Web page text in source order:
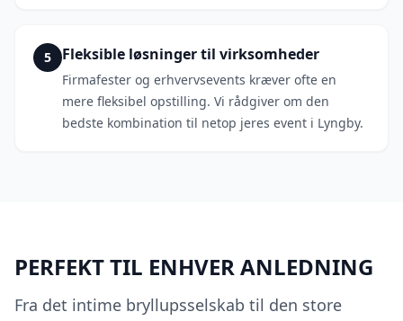
5 Fleksible løsninger til virksomheder
Firmafester og erhvervsevents kræver ofte en
mere fleksibel opstilling. Vi rådgiver om den
bedste kombination til netop jeres event i Lyngby.
PERFEKT TIL ENHVER ANLEDNING
Fra det intime bryllupsselskab til den store